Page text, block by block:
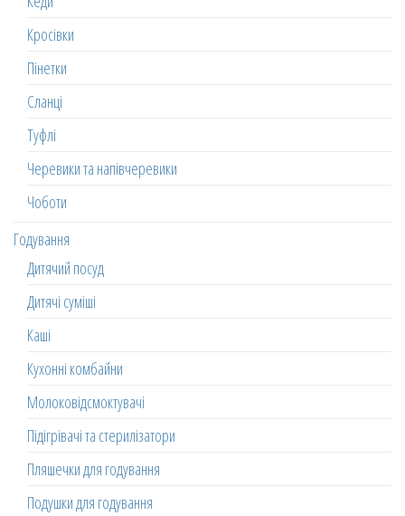
Кросівки
Пінетки
Сланці
Туфлі
Черевики та напівчеревики
Чоботи
Годування
Дитячий посуд
Дитячі суміші
Каші
Кухонні комбайни
Молоковідсмоктувачі
Підігрівачі та стерилізатори
Пляшечки для годування
Подушки для годування